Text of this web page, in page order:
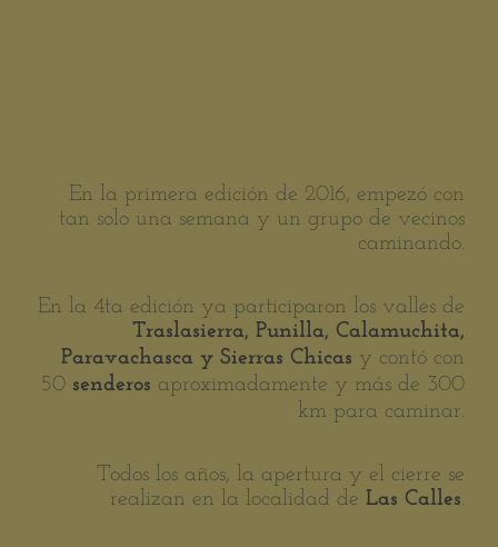
En la primera edición de 2016, empezó con
tan solo una semana y un grupo de vecinos
caminando.
En la 4ta edición ya participaron los valles de
Traslasierra, Punilla, Calamuchita,
Paravachasca y Sierras Chicas y contó con
50 senderos aproximadamente y más de 300
km para caminar.
Todos los años, la apertura y el cierre se
realizan en la localidad de Las Calles